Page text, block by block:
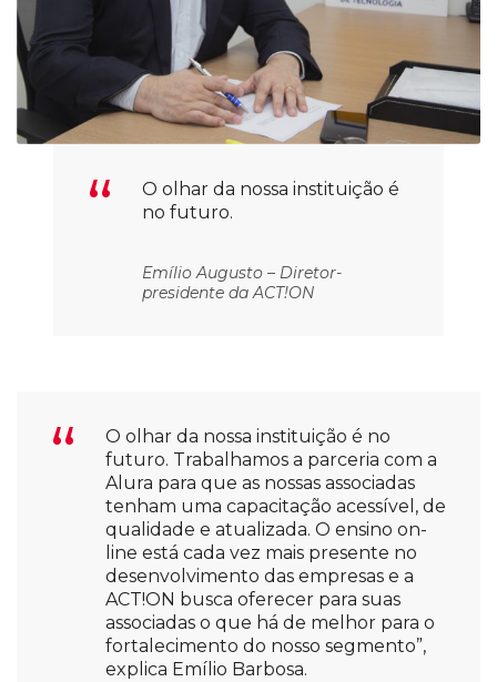
O olhar da nossa instituição é
no futuro.
Emílio Augusto – Diretor-
presidente da ACT!ON
O olhar da nossa instituição é no
futuro. Trabalhamos a parceria com a
Alura para que as nossas associadas
tenham uma capacitação acessível, de
qualidade e atualizada. O ensino on-
line está cada vez mais presente no
desenvolvimento das empresas e a
ACT!ON busca oferecer para suas
associadas o que há de melhor para o
fortalecimento do nosso segmento”,
explica Emílio Barbosa.